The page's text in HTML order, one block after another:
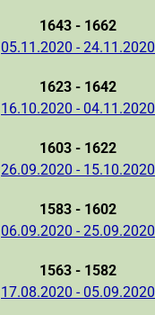
1643 - 1662
05.11.2020 - 24.11.2020
1623 - 1642
16.10.2020 - 04.11.2020
1603 - 1622
26.09.2020 - 15.10.2020
1583 - 1602
06.09.2020 - 25.09.2020
1563 - 1582
17.08.2020 - 05.09.2020